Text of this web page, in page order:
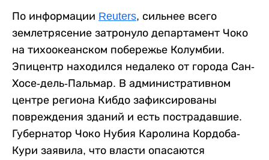
По информации Reuters, сильнее всего
землетрясение затронуло департамент Чоко
на тихоокеанском побережье Колумбии.
Эпицентр находился недалеко от города Сан-
Хосе-дель-Пальмар. В административном
центре региона Кибдо зафиксированы
повреждения зданий и есть пострадавшие.
Губернатор Чоко Нубия Каролина Кордоба-
Кури заявила, что власти опасаются